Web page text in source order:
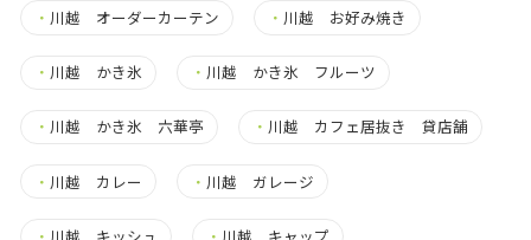
・ 川越 オーダーカーテン ・ 川越 お好み焼き
・ 川越 かき氷 ・ 川越 かき氷 フルーツ
・ 川越 かき氷 六華亭 ・ 川越 カフェ居抜き 貸店舗
・ 川越 カレー ・ 川越 ガレージ